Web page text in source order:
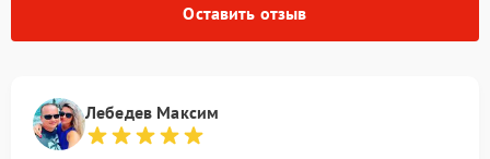
Оставить отзыв
Лебедев Максим